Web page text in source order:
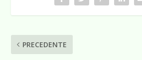
PRECEDENTE